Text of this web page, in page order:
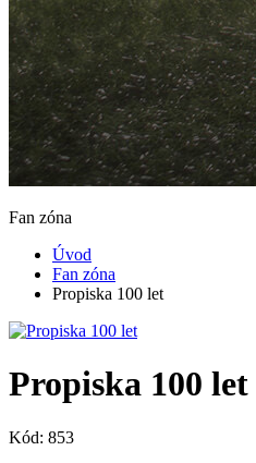
Fan zóna
Úvod
Fan zóna
Propiska 100 let
Propiska 100 let
Kód: 853